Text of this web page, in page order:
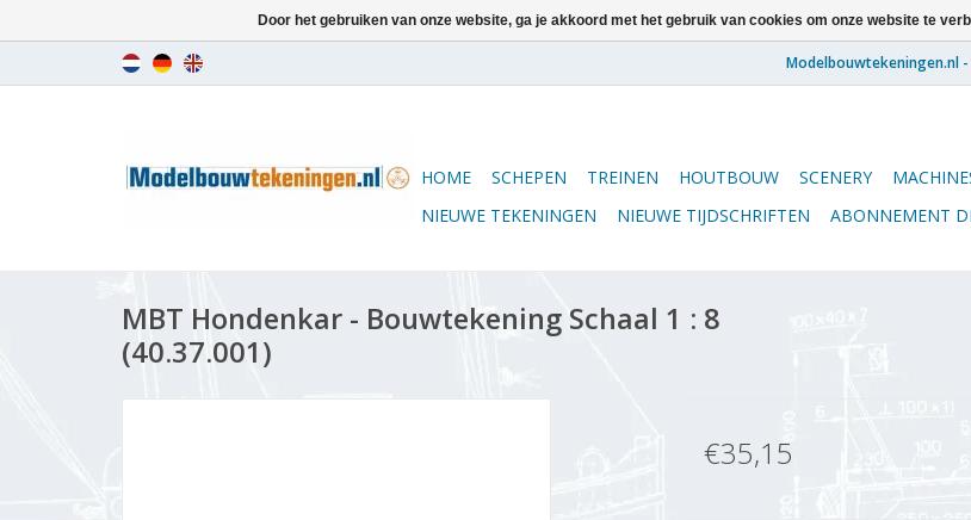
HOME SCHEPEN TREINEN HOUTBOUW SCENERY
NIEUWE TEKENINGEN
NIEUWE TIJDSCHRIFTEN ABONNEMENT
MBT Hondenkar - Bouwtekening Schaal 1 : 8
(40.37.001)
€35,15
Door het gebruiken van onze website, ga je akkoord met het gebruik van cookies om onze website te